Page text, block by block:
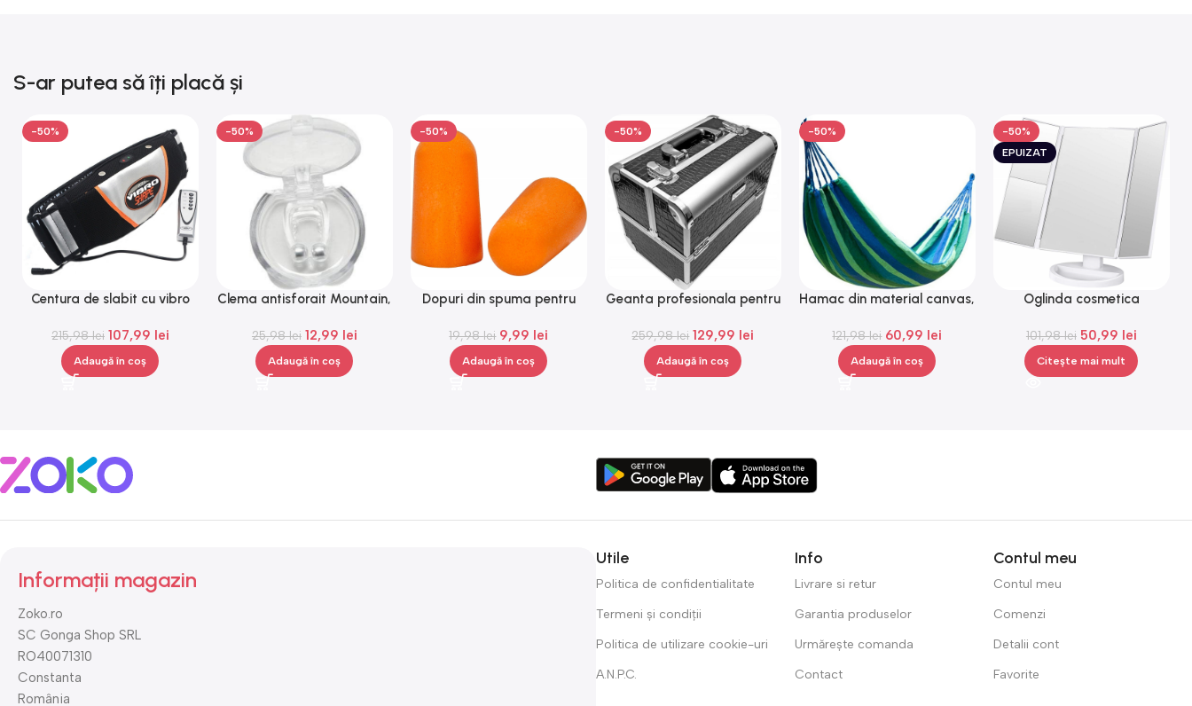
S-ar putea să îți placă și
-50%
Centura de slabit cu vibro
telecomanda, negru
215,98lei 107,99 lei
Adaugă în coș
-50%
Clema antisforait Mountain,
25,98lei 12,99 lei
Adaugă în coș
-50%
Dopuri din spuma pentru
19,98lei 9,99 lei
Adaugă în coș
-50%
Geanta profesionala pentru
259,98lei 129,99 lei
Adaugă în coș
-50%
Hamac din material canvas,
121,98lei 60,99 lei
Adaugă în coș
-50%
EPUIZAT
Oglinda cosmetica
senzor de atingere,Gonga®
101,98lei 50,99 lei
Citește mai mult
Informații magazin
Zoko.ro
SC Gonga Shop SRL
RO40071310
Constanta
România
Utile
Politica de confidentialitate
Termeni și condiții
Politica de utilizare cookie-uri
A.N.P.C.
Info
Livrare si retur
Garantia produselor
Urmărește comanda
Contact
Contul meu
Contul meu
Comenzi
Detalii cont
Favorite